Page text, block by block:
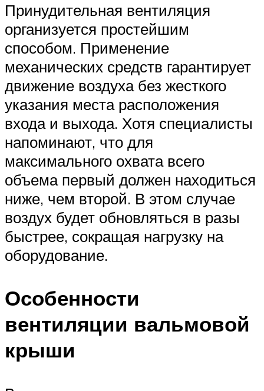
Принудительная вентиляция
организуется простейшим
способом. Применение
механических средств гарантирует
движение воздуха без жесткого
указания места расположения
входа и выхода. Хотя специалисты
напоминают, что для
максимального охвата всего
объема первый должен находиться
ниже, чем второй. В этом случае
воздух будет обновляться в разы
быстрее, сокращая нагрузку на
оборудование.
Особенности
вентиляции вальмовой
крыши